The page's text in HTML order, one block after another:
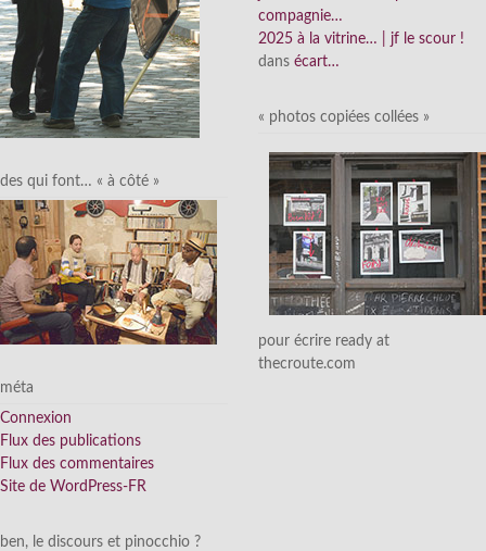
des qui font… « à côté »
méta
Connexion
Flux des publications
Flux des commentaires
Site de WordPress-FR
ben, le discours et pinocchio ?
compagnie…
2025 à la vitrine… | jf le scour !
dans écart…
« photos copiées collées »
pour écrire ready at
thecroute.com